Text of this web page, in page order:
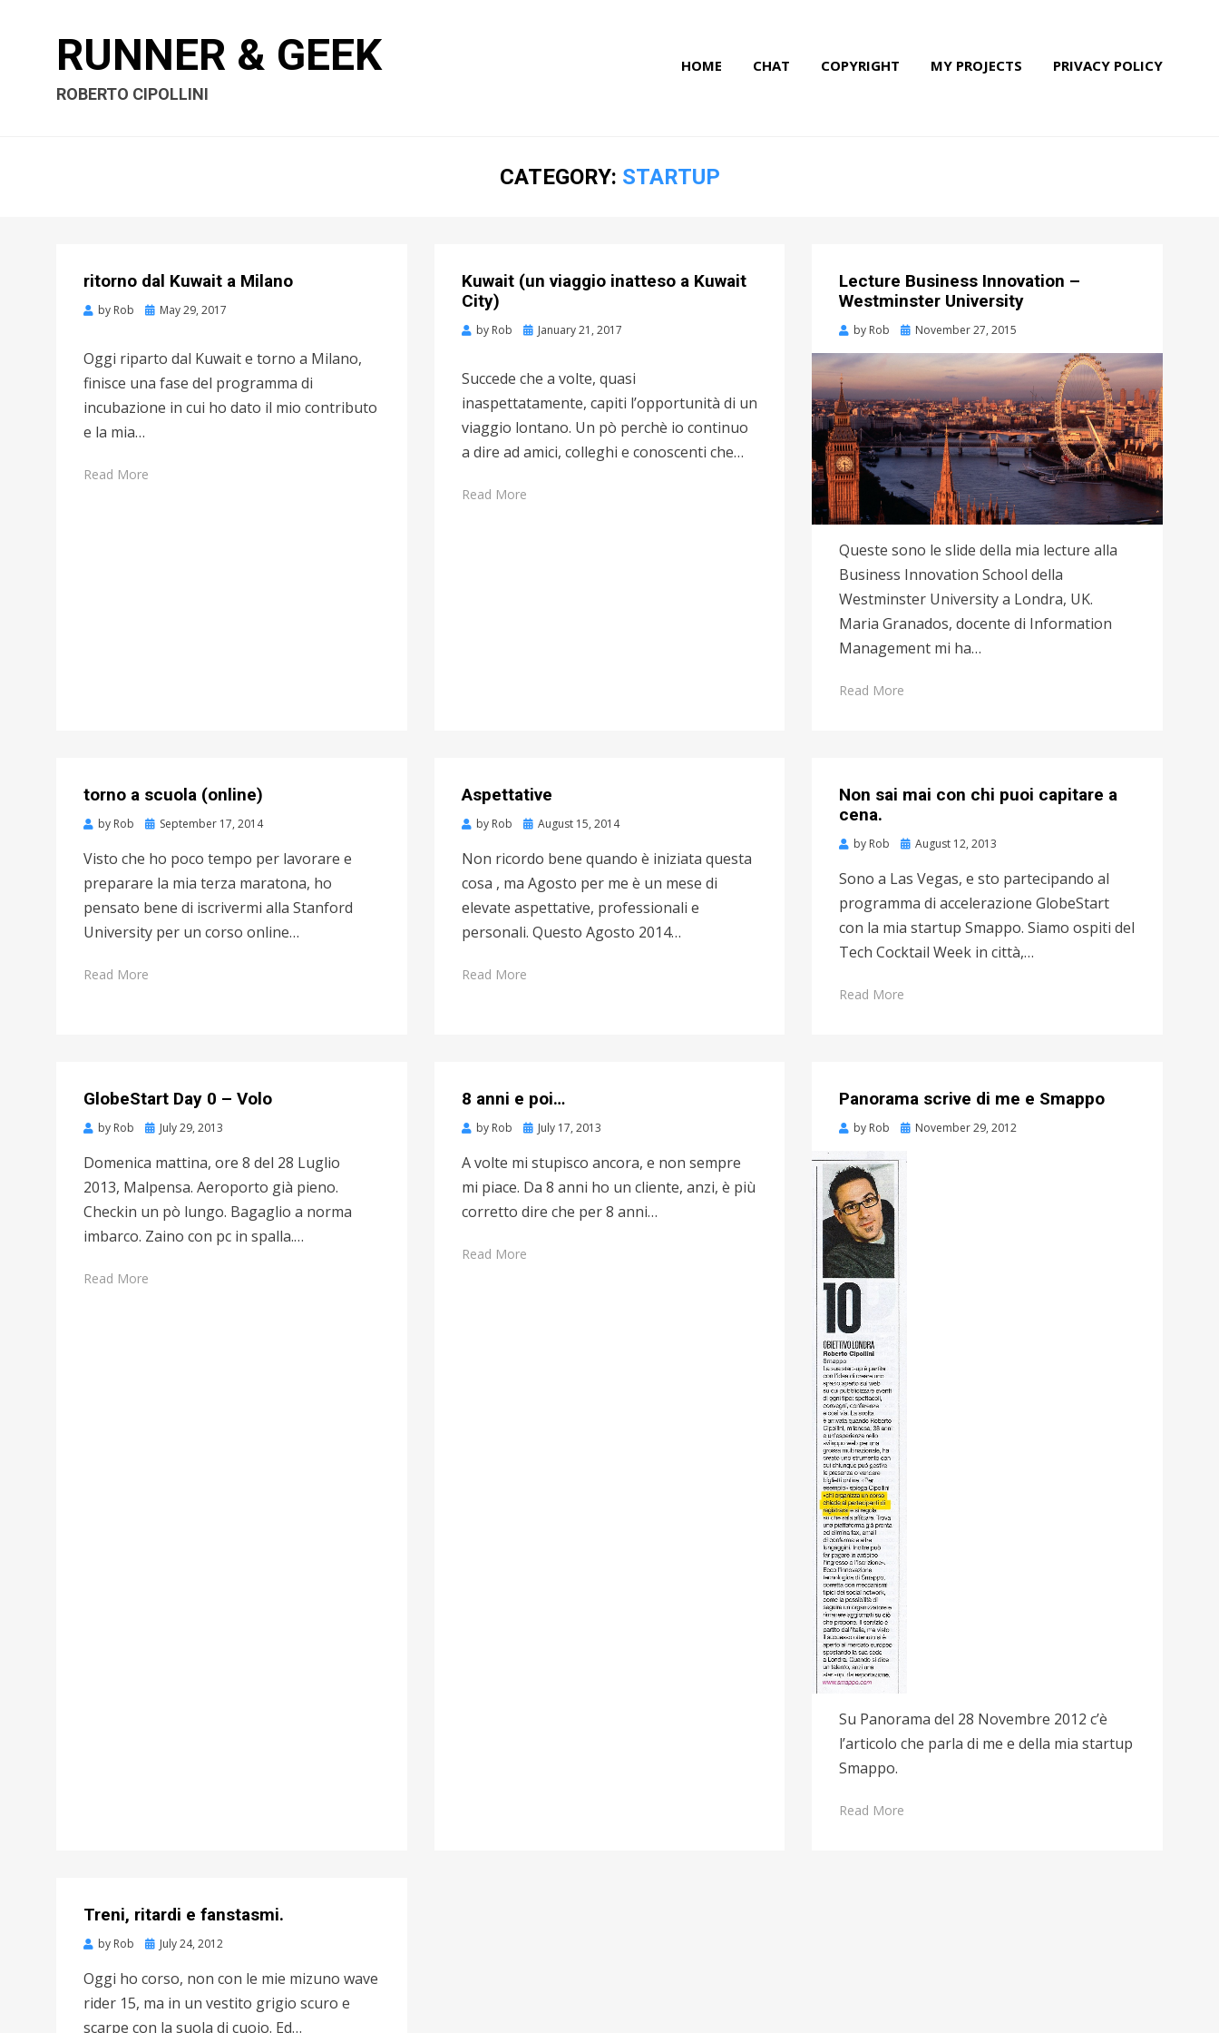
RUNNER & GEEK
ROBERTO CIPOLLINI
HOME CHAT COPYRIGHT MY PROJECTS PRIVACY POLICY
CATEGORY: STARTUP
ritorno dal Kuwait a Milano
by Rob
Posted
May 29, 2017
Oggi riparto dal Kuwait e torno a Milano,
finisce una fase del programma di
incubazione in cui ho dato il mio contributo
e la mia…
Read More
Kuwait (un viaggio inatteso a Kuwait
City)
by Rob
Posted
January 21, 2017
Succede che a volte, quasi
inaspettatamente, capiti l’opportunità di un
viaggio lontano. Un pò perchè io continuo
a dire ad amici, colleghi e conoscenti che…
Read More
Lecture Business Innovation –
Westminster University
by Rob
Posted
November 27, 2015
Queste sono le slide della mia lecture alla
Business Innovation School della
Westminster University a Londra, UK.
Maria Granados, docente di Information
Management mi ha…
Read More
torno a scuola (online)
by Rob
Posted
September 17, 2014
Visto che ho poco tempo per lavorare e
preparare la mia terza maratona, ho
pensato bene di iscrivermi alla Stanford
University per un corso online…
Read More
Aspettative
by Rob
Posted
August 15, 2014
Non ricordo bene quando è iniziata questa
cosa , ma Agosto per me è un mese di
elevate aspettative, professionali e
personali. Questo Agosto 2014…
Read More
Non sai mai con chi puoi capitare a
cena.
by Rob
Posted
August 12, 2013
Sono a Las Vegas, e sto partecipando al
programma di accelerazione GlobeStart
con la mia startup Smappo. Siamo ospiti del
Tech Cocktail Week in città,…
Read More
GlobeStart Day 0 – Volo
by Rob
Posted
July 29, 2013
Domenica mattina, ore 8 del 28 Luglio
2013, Malpensa. Aeroporto già pieno.
Checkin un pò lungo. Bagaglio a norma
imbarco. Zaino con pc in spalla.…
Read More
8 anni e poi…
by Rob
Posted
July 17, 2013
A volte mi stupisco ancora, e non sempre
mi piace. Da 8 anni ho un cliente, anzi, è più
corretto dire che per 8 anni…
Read More
Panorama scrive di me e Smappo
by Rob
Posted
November 29, 2012
Su Panorama del 28 Novembre 2012 c’è
l’articolo che parla di me e della mia startup
Smappo.
Read More
Treni, ritardi e fanstasmi.
by Rob
Posted
July 24, 2012
Oggi ho corso, non con le mie mizuno wave
rider 15, ma in un vestito grigio scuro e
scarpe con la suola di cuoio. Ed…